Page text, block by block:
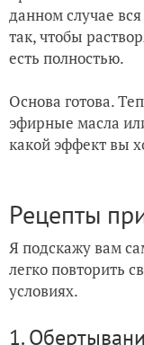
данном случае
так, чтобы
есть полностью.
Основа готова.
эфирные масла
какой эффект вы
Рецепты
Я подскажу вам
легко повторить
условиях.
1.